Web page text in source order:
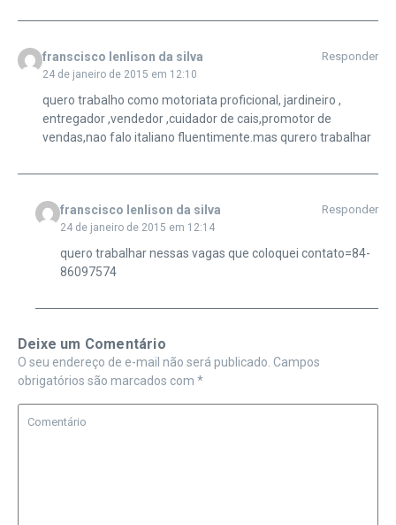
franscisco lenlison da silva
24 de janeiro de 2015 em 12:10
Responder
quero trabalho como motoriata proficional, jardineiro ,
entregador ,vendedor ,cuidador de cais,promotor de
vendas,nao falo italiano fluentimente.mas qurero trabalhar
franscisco lenlison da silva
24 de janeiro de 2015 em 12:14
Responder
quero trabalhar nessas vagas que coloquei contato=84-
86097574
Deixe um Comentário
O seu endereço de e-mail não será publicado. Campos
obrigatórios são marcados com *